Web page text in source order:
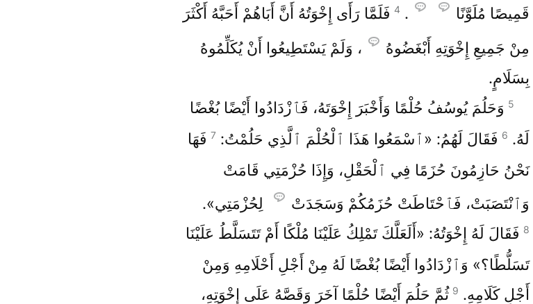
قَمِيصًا مُلَوَّنًا
.
4 فَلَمَّا رَأَى إِخْوَتُهُ أَنَّ أَبَاهُمْ أَحَبَّهُ أَكْثَرَ
مِنْ جَمِيعِ إِخْوَتِهِ أَبْغَضُوهُ
، وَلَمْ يَسْتَطِيعُوا أَنْ يُكَلِّمُوهُ
بِسَلَامٍ.
5 وَحَلُمَ يُوسُفُ حُلْمًا وَأَخْبَرَ إِخْوَتَهُ، فَٱزْدَادُوا أَيْضًا بُغْضًا
لَهُ. 6 فَقَالَ لَهُمُ: «ٱسْمَعُوا هَذَا ٱلْحُلْمَ ٱلَّذِي حَلُمْتُ: 7 فَهَا
نَحْنُ حَازِمُونَ حُزَمًا فِي ٱلْحَقْلِ، وَإِذَا حُزْمَتِي قَامَتْ
وَٱنْتَصَبَتْ، فَٱحْتَاطَتْ حُزَمُكُمْ وَسَجَدَتْ
لِحُزْمَتِي».
8 فَقَالَ لَهُ إِخْوَتُهُ: «أَلَعَلَّكَ تَمْلِكُ عَلَيْنَا مُلْكًا أَمْ تَتَسَلَّطُ عَلَيْنَا
تَسَلُّطًا؟» وَٱزْدَادُوا أَيْضًا بُغْضًا لَهُ مِنْ أَجْلِ أَحْلَامِهِ وَمِنْ
أَجْلِ كَلَامِهِ. 9 ثُمَّ حَلُمَ أَيْضًا حُلْمًا آخَرَ وَقَصَّهُ عَلَى إِخْوَتِهِ،